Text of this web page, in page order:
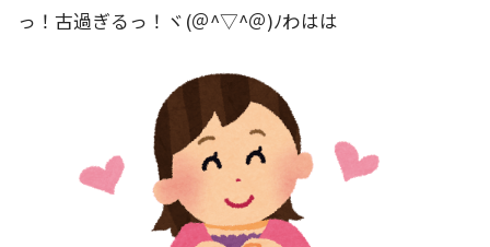
っ！古過ぎるっ！ヾ(＠^▽^＠)ﾉわはは